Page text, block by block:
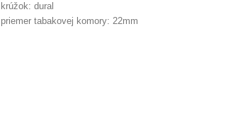
krúžok: dural
priemer tabakovej komory: 22mm